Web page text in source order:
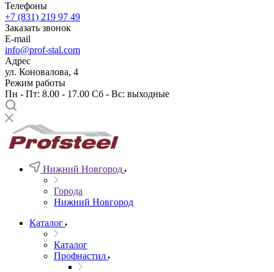
Телефоны
+7 (831) 219 97 49
Заказать звонок
E-mail
info@prof-stal.com
Адрес
ул. Коновалова, 4
Режим работы
Пн - Пт: 8.00 - 17.00 Сб - Вс: выходные
Нижний Новгород
Города
Нижний Новгород
Каталог
Каталог
Профнастил